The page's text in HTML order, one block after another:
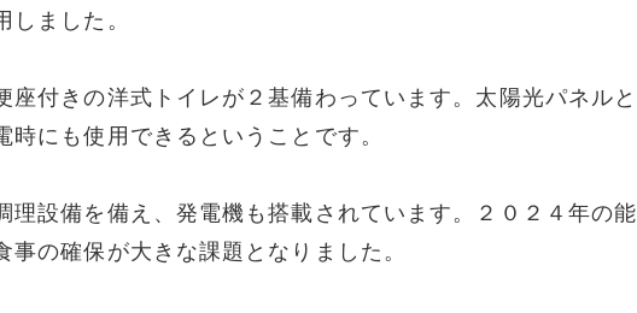
ました。
座付きの洋式トイレが２基備わっています。太陽光パネルと
にも使用できるということです。
理設備を備え、発電機も搭載されています。２０２４年の能
の確保が大きな課題となりました。